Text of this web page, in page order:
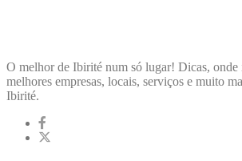
O melhor de Ibirité num só lugar! Dicas, onde
melhores empresas, locais, serviços e muito
Ibirité.